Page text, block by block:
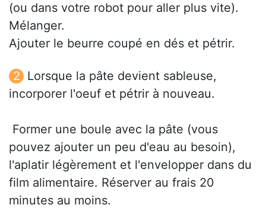
(ou dans votre robot pour aller plus vite).
Mélanger.
Ajouter le beurre coupé en dés et pétrir.
Lorsque la pâte devient sableuse,
incorporer l'oeuf et pétrir à nouveau.
 Former une boule avec la pâte (vous
pouvez ajouter un peu d'eau au besoin),
l'aplatir légèrement et l'envelopper dans du
film alimentaire. Réserver au frais 20
minutes au moins.